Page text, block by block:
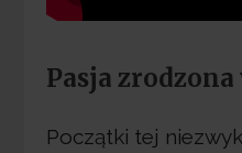
Pasja
Początki tej